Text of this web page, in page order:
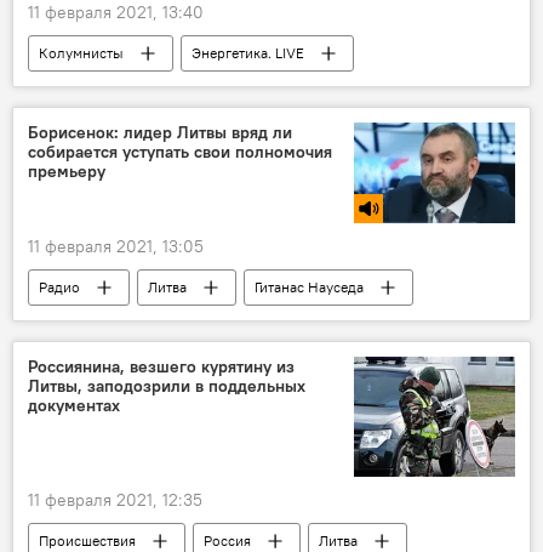
11 февраля 2021, 13:40
Колумнисты
Энергетика. LIVE
Amber Grid
Польша
Литва
Балтия
газ
Борисенок: лидер Литвы вряд ли
собирается уступать свои полномочия
премьеру
11 февраля 2021, 13:05
Радио Литва
Гитанас Науседа
Ингрида Шимоните
Россиянина, везшего курятину из
Литвы, заподозрили в поддельных
документах
11 февраля 2021, 12:35
Происшествия Россия
Литва